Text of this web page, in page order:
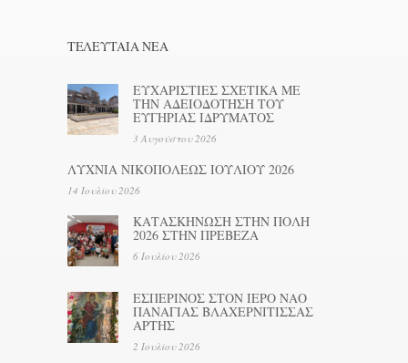
ΤΕΛΕΥΤΑΊΑ ΝΕΑ
ΕΥΧΑΡΙΣΤΙΕΣ ΣΧΕΤΙΚΑ ΜΕ
ΤΗΝ ΑΔΕΙΟΔΟΤΗΣΗ ΤΟΥ
ΕΥΓΗΡΙΑΣ ΙΔΡΥΜΑΤΟΣ
3 Αυγούστου 2026
ΛΥΧΝΙΑ ΝΙΚΟΠΟΛΕΩΣ ΙΟΥΛΙΟΥ 2026
14 Ιουλίου 2026
ΚΑΤΑΣΚΗΝΩΣΗ ΣΤΗΝ ΠΟΛΗ
2026 ΣΤΗΝ ΠΡΕΒΕΖΑ
6 Ιουλίου 2026
ΕΣΠΕΡΙΝΟΣ ΣΤΟΝ ΙΕΡΟ ΝΑΟ
ΠΑΝΑΓΙΑΣ ΒΛΑΧΕΡΝΙΤΙΣΣΑΣ
ΑΡΤΗΣ
2 Ιουλίου 2026